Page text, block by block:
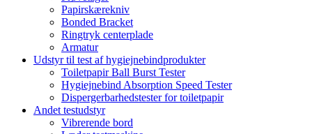
Papirskærekniv
Bonded Bracket
Ringtryk centerplade
Armatur
Udstyr til test af hygiejnebindprodukter
Toiletpapir Ball Burst Tester
Hygiejnebind Absorption Speed ​​Tester
Dispergerbarhedstester for toiletpapir
Andet testudstyr
Vibrerende bord